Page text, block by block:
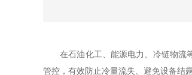
在石油化工、能源电力、冷链物流等
管控，有效防止冷量流失、避免设备结